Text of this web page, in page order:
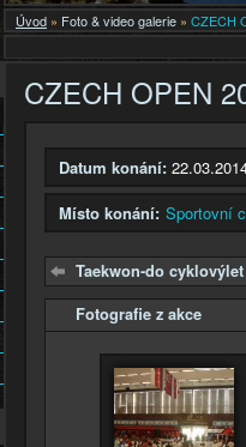
Úvod » Foto & video galerie » CZECH
CZECH OPEN
Datum konání:
Místo konání: Sportovní
Taekwon-do
Skrýt
Fotografie z akce